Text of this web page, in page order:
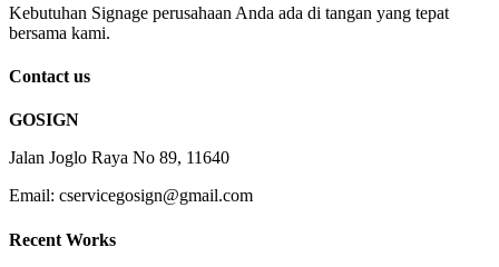
Kebutuhan Signage perusahaan Anda ada di tangan yang tepat
bersama kami.
Contact us
GOSIGN
Jalan Joglo Raya No 89, 11640
Email: cservicegosign@gmail.com
Recent Works